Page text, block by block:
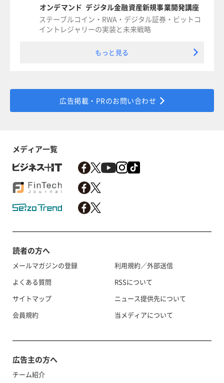
オンデマンド デジタル金融資産新規事業開発講座
ステーブルコイン・RWA・デジタル証券・ビットコ
イントレジャリーの実装と未来戦略
もっと見る
広告掲載・PRのお問い合わせ
メディア一覧
読者の方へ
メールマガジンの登録
よくある質問
サイトマップ
会員規約
利用規約／外部送信
RSSについて
ニュース提供先について
当メディアについて
広告主の方へ
チーム紹介